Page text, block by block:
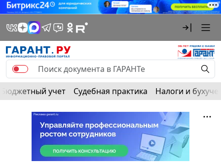
Бюджетный учет Судебная практика Налоги и